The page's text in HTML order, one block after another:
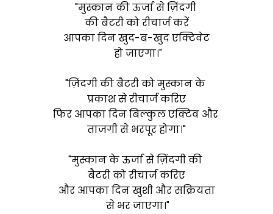
"मुस्कान की ऊर्जा से ज़िंदगी
की बैटरी को रीचार्ज करें
आपका दिन खुद-ब-खुद एक्टिवेट
हो जाएगा।"
"ज़िंदगी की बैटरी को मुस्कान के
प्रकाश से रीचार्ज करिए
फिर आपका दिन बिल्कुल एक्टिव और
ताजगी से भरपूर होगा।"
"मुस्कान के ऊर्जा से ज़िंदगी की
बैटरी को रीचार्ज करिए
और आपका दिन खुशी और सक्रियता
से भर जाएगा।"